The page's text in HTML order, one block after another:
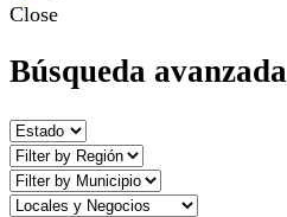
Close
Búsqueda avanzada